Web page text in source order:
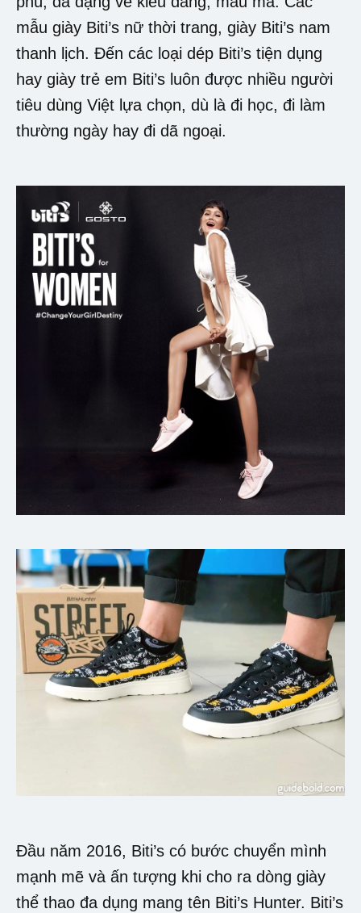
mẫu giày Biti’s nữ thời trang, giày Biti’s nam
thanh lịch. Đến các loại dép Biti’s tiện dụng
hay giày trẻ em Biti’s luôn được nhiều người
tiêu dùng Việt lựa chọn, dù là đi học, đi làm
thường ngày hay đi dã ngoại.
Đầu năm 2016, Biti’s có bước chuyển mình
mạnh mẽ và ấn tượng khi cho ra dòng giày
thể thao đa dụng mang tên Biti’s Hunter. Biti’s